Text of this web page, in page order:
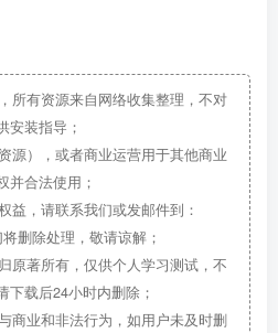
所有资源来自网络收集整理，不对
安装指导；
源），或者商业运营用于其他商业
并合法使用；
益，请联系我们或发邮件到：
删除处理，敬请谅解；
原著所有，仅供个人学习测试，不
下载后24小时内删除；
商业和非法行为，如用户未及时删